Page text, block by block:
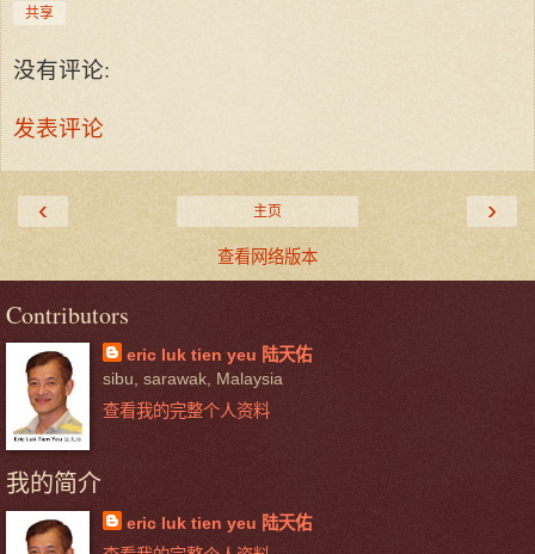
共享
没有评论:
发表评论
‹ ›
主页
查看网络版本
Contributors
eric luk tien yeu 陆天佑
sibu, sarawak, Malaysia
查看我的完整个人资料
我的简介
eric luk tien yeu 陆天佑